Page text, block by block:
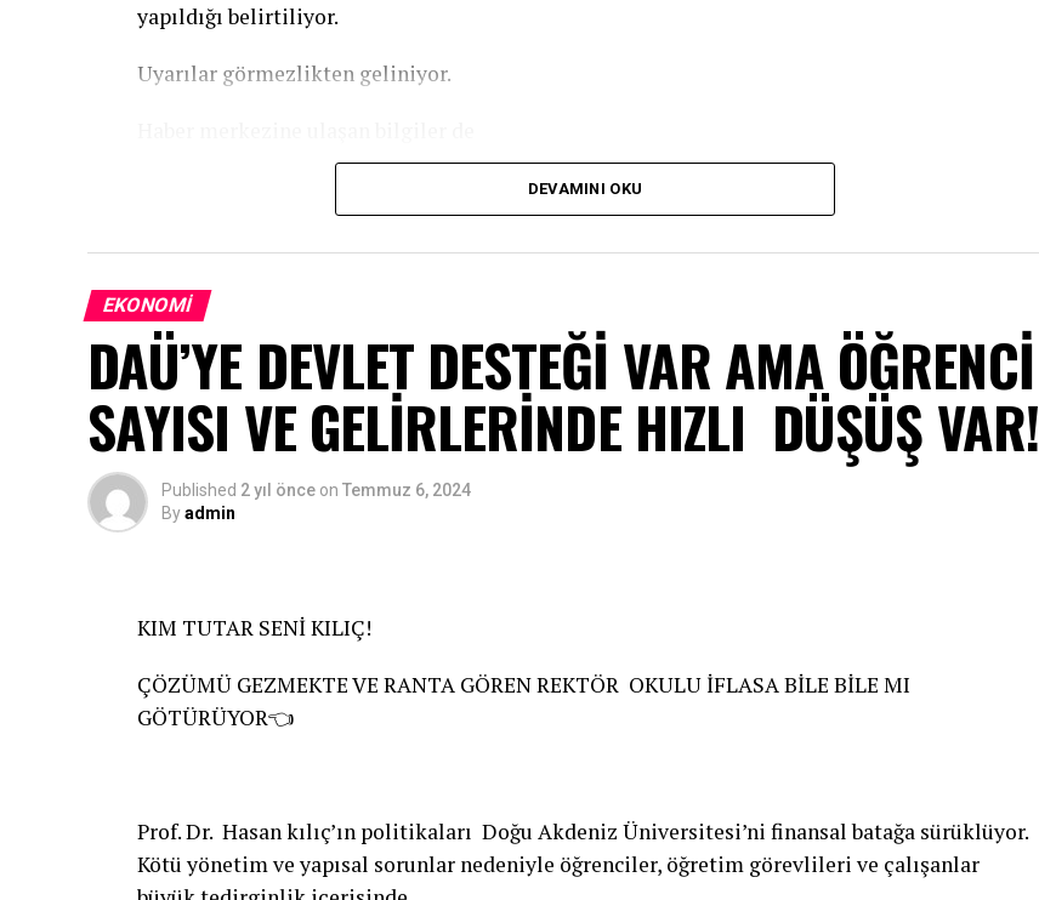
yapıldığı belirtiliyor.
Uyarılar görmezlikten geliniyor.
İlgili makamlardan gelen uyarılara, Rektör kulak tıkıyor. İhbarlar sümenaltı ediliyor.
DEVAMINI OKU
EKONOMI
DAÜ’YE DEVLET DESTEĞİ VAR AMA ÖĞRENCİ
SAYISI VE GELİRLERİNDE HIZLI DÜŞÜŞ VAR!
Published 2 yıl önce on Temmuz 6, 2024
Byadmin
KIM TUTAR SENİ KILIÇ!
ÇÖZÜMÜ GEZMEKTE VE RANTA GÖREN REKTÖR OKULU İFLASA BİLE BİLE MI
GÖTÜRÜYOR👈
Prof. Dr. Hasan kılıç’ın politikaları Doğu Akdeniz Üniversitesi’ni finansal batağa sürüklüyor.
Kötü yönetim ve yapısal sorunlar nedeniyle öğrenciler, öğretim görevlileri ve çalışanlar